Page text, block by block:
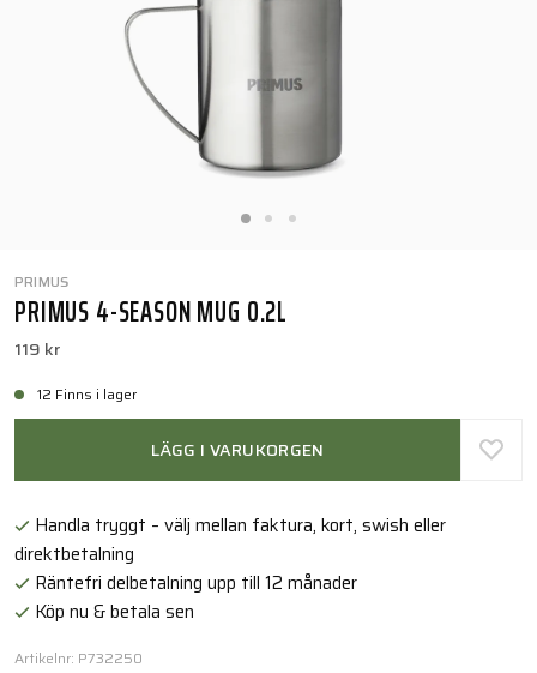
PRIMUS
PRIMUS 4-SEASON MUG 0.2L
119 kr
12 Finns i lager
LÄGG I VARUKORGEN
Handla tryggt – välj mellan faktura, kort, swish eller
direktbetalning
Räntefri delbetalning upp till 12 månader
Köp nu & betala sen
Artikelnr: P732250